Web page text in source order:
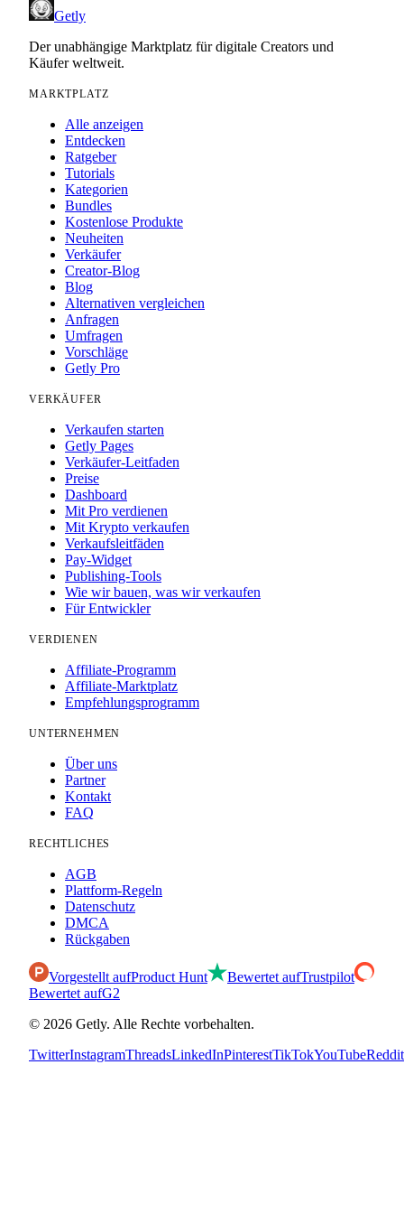
Getly
Der unabhängige Marktplatz für digitale Creators und
Käufer weltweit.
MARKTPLATZ
Alle anzeigen
Entdecken
Ratgeber
Tutorials
Kategorien
Bundles
Kostenlose Produkte
Neuheiten
Verkäufer
Creator-Blog
Blog
Alternativen vergleichen
Anfragen
Umfragen
Vorschläge
Getly Pro
VERKÄUFER
Verkaufen starten
Getly Pages
Verkäufer-Leitfaden
Preise
Dashboard
Mit Pro verdienen
Mit Krypto verkaufen
Verkaufsleitfäden
Pay-Widget
Publishing-Tools
Wie wir bauen, was wir verkaufen
Für Entwickler
VERDIENEN
Affiliate-Programm
Affiliate-Marktplatz
Empfehlungsprogramm
UNTERNEHMEN
Über uns
Partner
Kontakt
FAQ
RECHTLICHES
AGB
Plattform-Regeln
Datenschutz
DMCA
Rückgaben
Vorgestellt aufProduct Hunt Bewertet aufTrustpilot
Bewertet aufG2
© 2026 Getly. Alle Rechte vorbehalten.
TwitterInstagramThreadsLinkedInPinterestTikTokYouTubeReddit